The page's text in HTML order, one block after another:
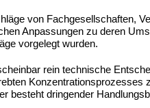
von Fachgesellschaften,
Anpassungen zu deren
vorgelegt wurden.
rein technische
besteht dringender